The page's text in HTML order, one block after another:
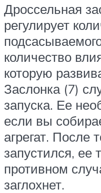
Дроссельная
регулирует
количество
которую
Заслонка (7)
запуска. Ее
если вы
агрегат. После
запустился, ее
противном
заглохнет.